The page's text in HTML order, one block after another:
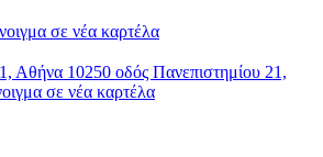
σε νέα καρτέλα
Αθήνα 10250 οδός Πανεπιστημίου 21,
σε νέα καρτέλα